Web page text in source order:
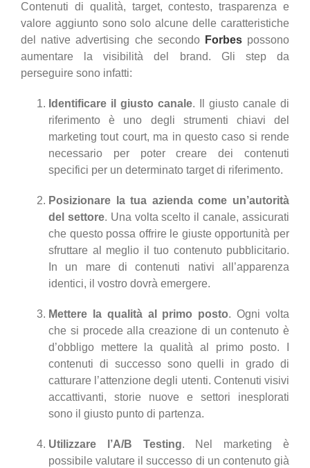
Contenuti di qualità, target, contesto, trasparenza e
valore aggiunto sono solo alcune delle caratteristiche
del native advertising che secondo Forbes possono
aumentare la visibilità del brand. Gli step da
perseguire sono infatti:
Identificare il giusto canale. Il giusto canale di
riferimento è uno degli strumenti chiavi del
marketing tout court, ma in questo caso si rende
necessario per poter creare dei contenuti
specifici per un determinato target di riferimento.
Posizionare la tua azienda come un’autorità
del settore. Una volta scelto il canale, assicurati
che questo possa offrire le giuste opportunità per
sfruttare al meglio il tuo contenuto pubblicitario.
In un mare di contenuti nativi all’apparenza
identici, il vostro dovrà emergere.
Mettere la qualità al primo posto. Ogni volta
che si procede alla creazione di un contenuto è
d’obbligo mettere la qualità al primo posto. I
contenuti di successo sono quelli in grado di
catturare l’attenzione degli utenti. Contenuti visivi
accattivanti, storie nuove e settori inesplorati
sono il giusto punto di partenza.
Utilizzare l’A/B Testing. Nel marketing è
possibile valutare il successo di un contenuto già